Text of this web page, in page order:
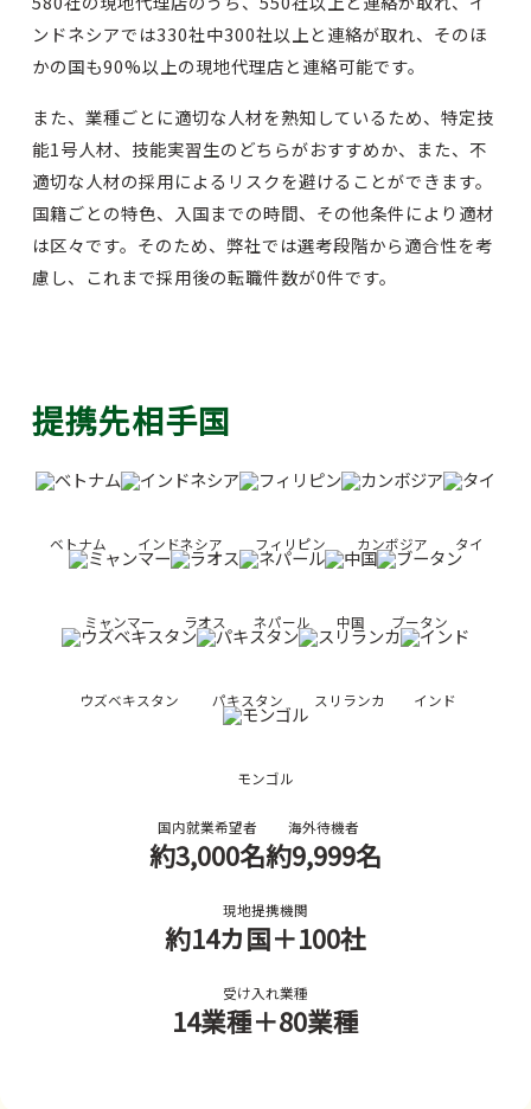
ンドネシアでは330社中300社以上と連絡が取れ、そのほ
かの国も90%以上の現地代理店と連絡可能です。
また、業種ごとに適切な人材を熟知しているため、特定技
能1号人材、技能実習生のどちらがおすすめか、また、不
適切な人材の採用によるリスクを避けることができます。
国籍ごとの特色、入国までの時間、その他条件により適材
は区々です。そのため、弊社では選考段階から適合性を考
慮し、これまで採用後の転職件数が0件です。
提携先相手国
ベトナム インドネシア フィリピン カンボジア タイ
ミャンマー ラオス ネパール 中国 ブータン
ウズベキスタン パキスタン スリランカ インド
モンゴル
国内就業希望者
約3,000名
海外待機者
約9,999名
現地提携機関
約14カ国＋100社
受け入れ業種
14業種＋80業種